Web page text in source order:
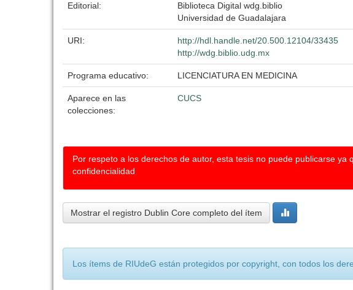
Editorial:
Biblioteca Digital wdg.biblio
Universidad de Guadalajara
URI:
http://hdl.handle.net/20.500.12104/33435
http://wdg.biblio.udg.mx
Programa educativo: LICENCIATURA EN MEDICINA
Aparece en las
colecciones:
CUCS
Por respeto a los derechos de autor, esta tesis no puede publicarse
confidencialidad
Mostrar el registro Dublin Core completo del ítem
Los ítems de RIUdeG están protegidos por copyright, con todos los